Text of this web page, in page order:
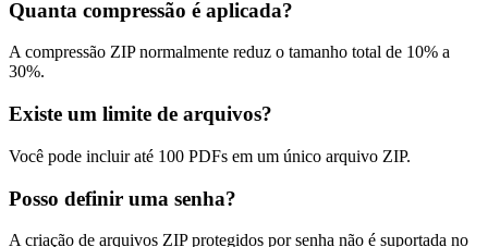
Quanta compressão é aplicada?
A compressão ZIP normalmente reduz o tamanho total de 10% a
30%.
Existe um limite de arquivos?
Você pode incluir até 100 PDFs em um único arquivo ZIP.
Posso definir uma senha?
A criação de arquivos ZIP protegidos por senha não é suportada no